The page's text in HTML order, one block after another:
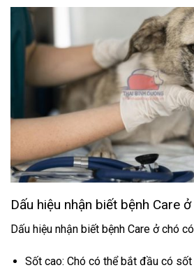
Dấu hiệu nhận biết bệnh Care
Dấu hiệu nhận biết bệnh Care ở chó
Sốt cao: Chó có thể bắt đầu có